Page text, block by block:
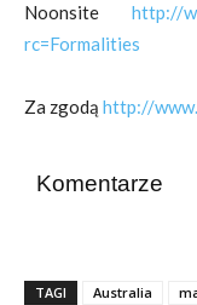
Noonsite http://
rc=Formalities
Za zgodą http://
Komentarze
TAGI Australia